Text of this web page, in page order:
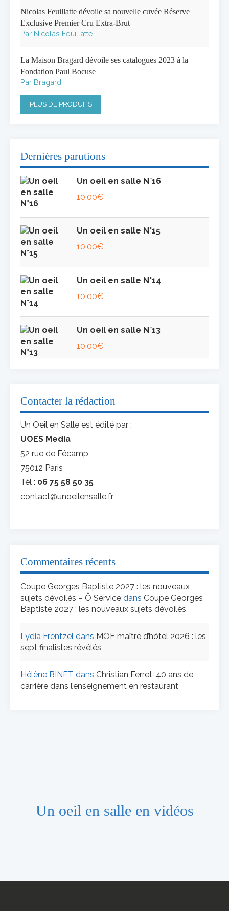
Nicolas Feuillatte dévoile sa nouvelle cuvée Réserve
Exclusive Premier Cru Extra-Brut
Par Nicolas Feuillatte
La Maison Bragard dévoile ses catalogues 2023 à la
Fondation Paul Bocuse
Par Bragard
PLUS DE PRODUITS
Dernières parutions
Un oeil en salle N°16
10,00€
Un oeil en salle N°15
10,00€
Un oeil en salle N°14
10,00€
Un oeil en salle N°13
10,00€
Contacter la rédaction
Un Oeil en Salle est édité par :
UOES Media
52 rue de Fécamp
75012 Paris
Tél : 06 75 58 50 35
contact@unoeilensalle.fr
Commentaires récents
Coupe Georges Baptiste 2027 : les nouveaux
sujets dévoilés – Ô Service dans Coupe Georges
Baptiste 2027 : les nouveaux sujets dévoilés
Lydia Frentzel dans MOF maître d’hôtel 2026 : les
sept finalistes révélés
Hélène BINET dans Christian Ferret, 40 ans de
carrière dans l’enseignement en restaurant
Un oeil en salle en vidéos